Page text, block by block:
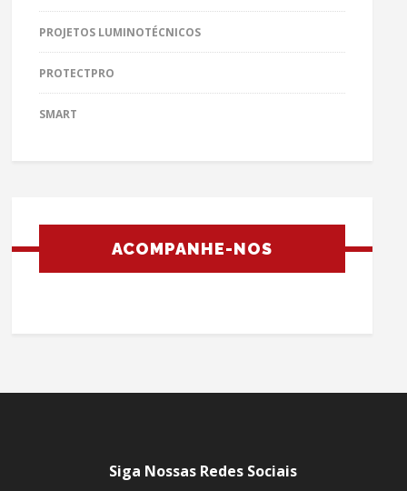
PROJETOS LUMINOTÉCNICOS
PROTECTPRO
SMART
ACOMPANHE-NOS
Siga Nossas Redes Sociais